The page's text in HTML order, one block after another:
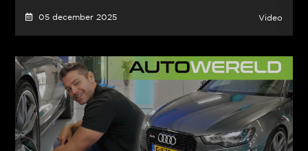
05 december 2025 Video